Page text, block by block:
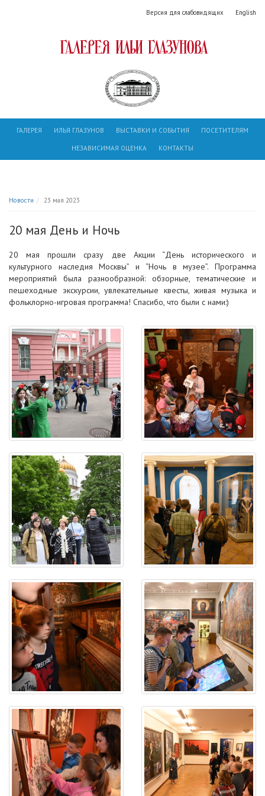
Версия для слабовидящих English
ГАЛЕРЕЯ ИЛЬЯ ГЛАЗУНОВ ВЫСТАВКИ И СОБЫТИЯ ПОСЕТИТЕЛЯМ
НЕЗАВИСИМАЯ ОЦЕНКА КОНТАКТЫ
Новости 23 мая 2023
20 мая День и Ночь
20 мая прошли сразу две Акции “День исторического и
культурного наследия Москвы” и “Ночь в музее”. Программа
мероприятий была разнообразной: обзорные, тематические и
пешеходные экскурсии, увлекательные квесты, живая музыка и
фольклорно-игровая программа! Спасибо, что были с нами:)